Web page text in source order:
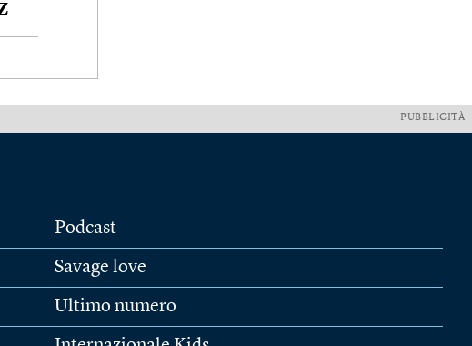
PUBBLICITÀ
Podcast
Savage love
Ultimo numero